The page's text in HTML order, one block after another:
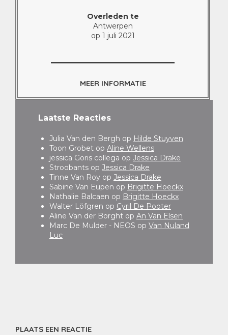
Overleden te
Antwerpen
op 1 juli 2021
MEER INFORMATIE
Laatste Reacties
Julia Van den Bergh op Hilde Stuyven
Toon Grobet op Aline Wellens
jessica Goris collega op Jessica Drake
Stroobants op Jessica Drake
Tinne Van Roy op Jessica Drake
Sabine Van Eupen op Brigitte Hoeckx
Nathalie Balcaen op Brigitte Hoeckx
Walter Löfgren op Cyril De Pooter
Aline Van der Borght op An Van Elsen
Marc De Mulder - NEOS op Van Nuland
Luc
PLAATS EEN REACTIE